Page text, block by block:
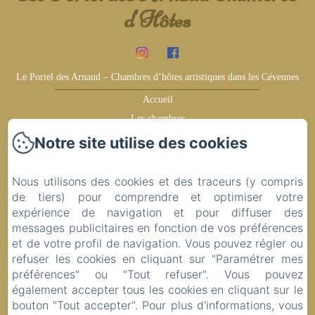
d'Hôtes
Le Portel des Arnaud – Chambres d’hôtes artistiques dans les Cévennes
Accueil
Les chambres
Témoignages
Les environs
Idées de visite
Contact
Politique de confidentialité
Informations légales
Informations sur les cookies
Conditions Générales de Vente
Notre site utilise des cookies
Nous utilisons des cookies et des traceurs (y compris
de tiers) pour comprendre et optimiser votre
expérience de navigation et pour diffuser des
messages publicitaires en fonction de vos préférences
et de votre profil de navigation. Vous pouvez régler ou
refuser les cookies en cliquant sur "Paramétrer mes
préférences" ou "Tout refuser". Vous pouvez
également accepter tous les cookies en cliquant sur le
bouton "Tout accepter". Pour plus d'informations, vous